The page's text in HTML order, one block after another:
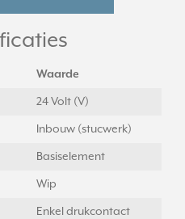
Waarde
24 Volt (V)
Inbouw (stucwerk)
Basiselement
Wip
Enkel drukcontact